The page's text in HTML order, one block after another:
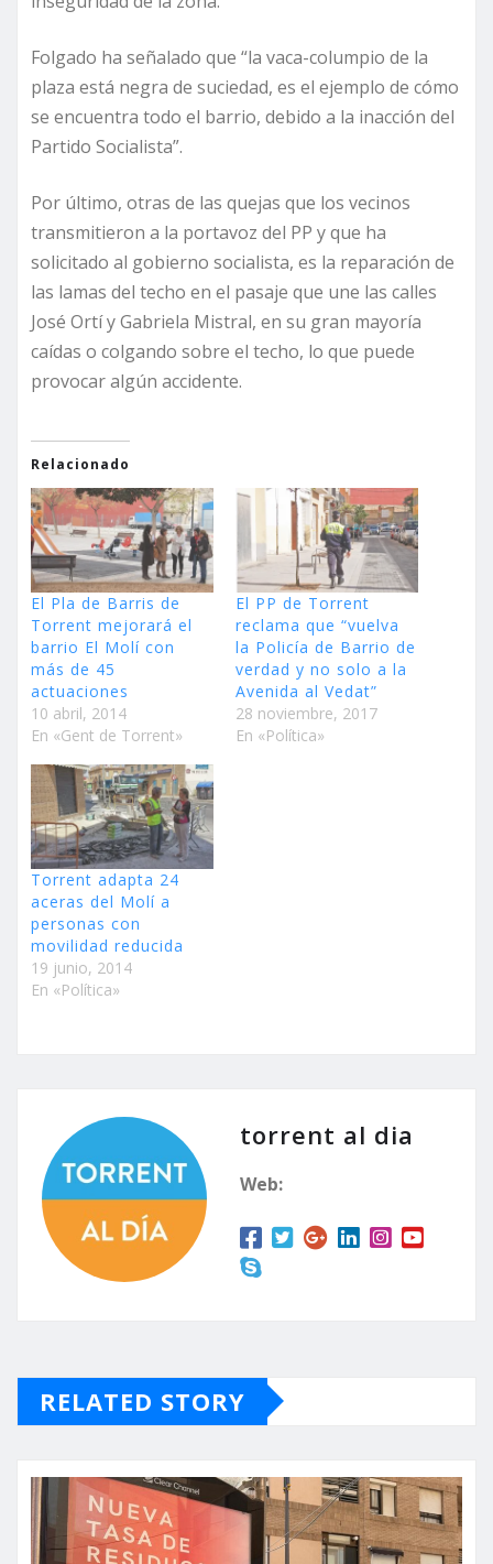
Folgado ha señalado que “la vaca-columpio de la
plaza está negra de suciedad, es el ejemplo de cómo
se encuentra todo el barrio, debido a la inacción del
Partido Socialista”.
Por último, otras de las quejas que los vecinos
transmitieron a la portavoz del PP y que ha
solicitado al gobierno socialista, es la reparación de
las lamas del techo en el pasaje que une las calles
José Ortí y Gabriela Mistral, en su gran mayoría
caídas o colgando sobre el techo, lo que puede
provocar algún accidente.
Relacionado
El Pla de Barris de
Torrent mejorará el
barrio El Molí con
más de 45
actuaciones
10 abril, 2014
En «Gent de Torrent»
El PP de Torrent
reclama que “vuelva
la Policía de Barrio de
verdad y no solo a la
Avenida al Vedat”
28 noviembre, 2017
En «Política»
Torrent adapta 24
aceras del Molí a
personas con
movilidad reducida
19 junio, 2014
En «Política»
torrent al dia
Web:
RELATED STORY